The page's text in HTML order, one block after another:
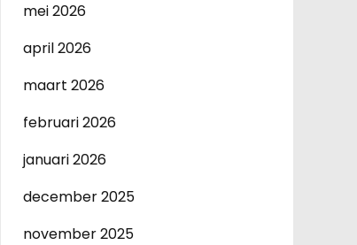
mei 2026
april 2026
maart 2026
februari 2026
januari 2026
december 2025
november 2025